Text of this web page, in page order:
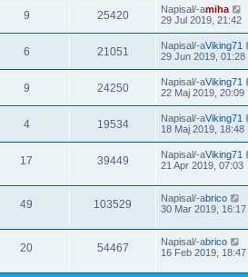
9 25420 Napisal/-amiha
29 Jul 2019, 21:42
6 21051 Napisal/-aViking71
29 Jun 2019, 01:28
9 24250 Napisal/-aViking71
22 Maj 2019, 20:09
4 19534 Napisal/-aViking71
18 Maj 2019, 18:48
17 39449 Napisal/-aViking71
21 Apr 2019, 07:03
49 103529 Napisal/-abrico
30 Mar 2019, 16:17
20 54467 Napisal/-abrico
16 Feb 2019, 18:47